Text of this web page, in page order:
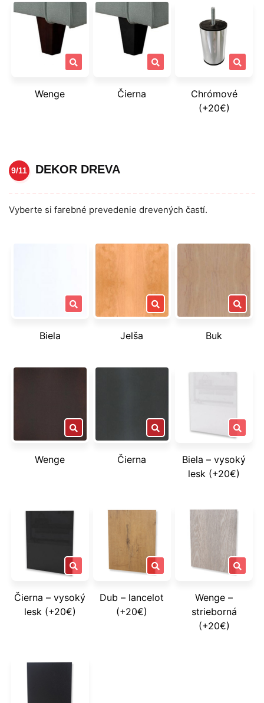
Wenge Čierna
Chrómové
(+20€)
9/11 DEKOR DREVA
Vyberte si farebné prevedenie drevených častí.
Biela Jelša Buk
Wenge Čierna
Biela – vysoký
lesk (+20€)
Čierna – vysoký
lesk (+20€)
Dub – lancelot
(+20€)
Wenge –
strieborná
(+20€)